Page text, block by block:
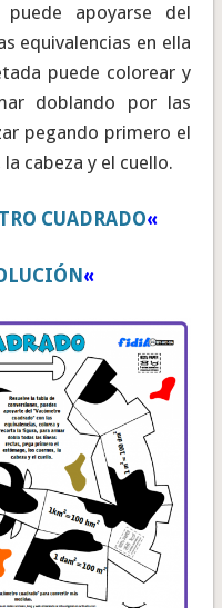
apoyarse del
equivalencias en ella
puede colorear y
doblando por las
pegando primero el
cabeza y el cuello.
CUADRADO«
«